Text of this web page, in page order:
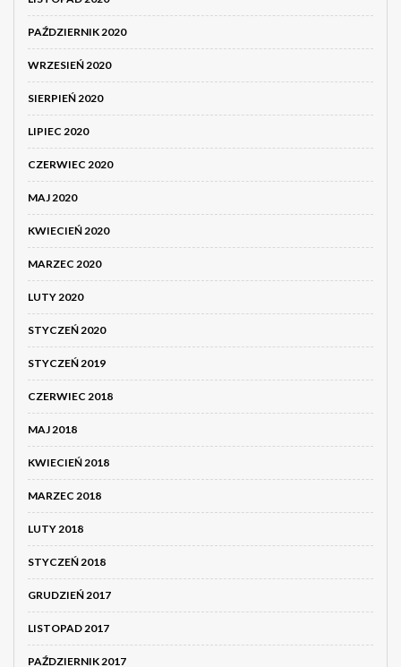
PAŹDZIERNIK 2020
WRZESIEŃ 2020
SIERPIEŃ 2020
LIPIEC 2020
CZERWIEC 2020
MAJ 2020
KWIECIEŃ 2020
MARZEC 2020
LUTY 2020
STYCZEŃ 2020
STYCZEŃ 2019
CZERWIEC 2018
MAJ 2018
KWIECIEŃ 2018
MARZEC 2018
LUTY 2018
STYCZEŃ 2018
GRUDZIEŃ 2017
LISTOPAD 2017
PAŹDZIERNIK 2017